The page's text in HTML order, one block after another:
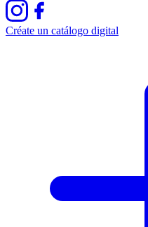
Créate un catálogo digital